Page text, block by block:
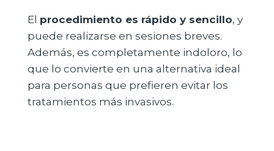
El procedimiento es rápido y sencillo, y
puede realizarse en sesiones breves.
Además, es completamente indoloro, lo
que lo convierte en una alternativa ideal
para personas que prefieren evitar los
tratamientos más invasivos.